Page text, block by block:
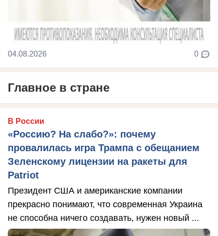
04.08.2026 0
Главное в стране
В России
«Россию? На слабо?»: почему
провалилась игра Трампа с обещанием
Зеленскому лицензии на ракеты для
Patriot
Президент США и американские компании
прекрасно понимают, что современная Украина
не способна ничего создавать, нужен новый ...